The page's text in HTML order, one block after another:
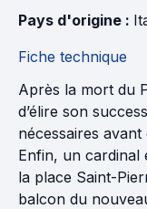
Pays d'origine :
Fiche technique
Après la mort du
d’élire son
nécessaires avant
Enfin, un cardinal
la place Saint-
balcon du